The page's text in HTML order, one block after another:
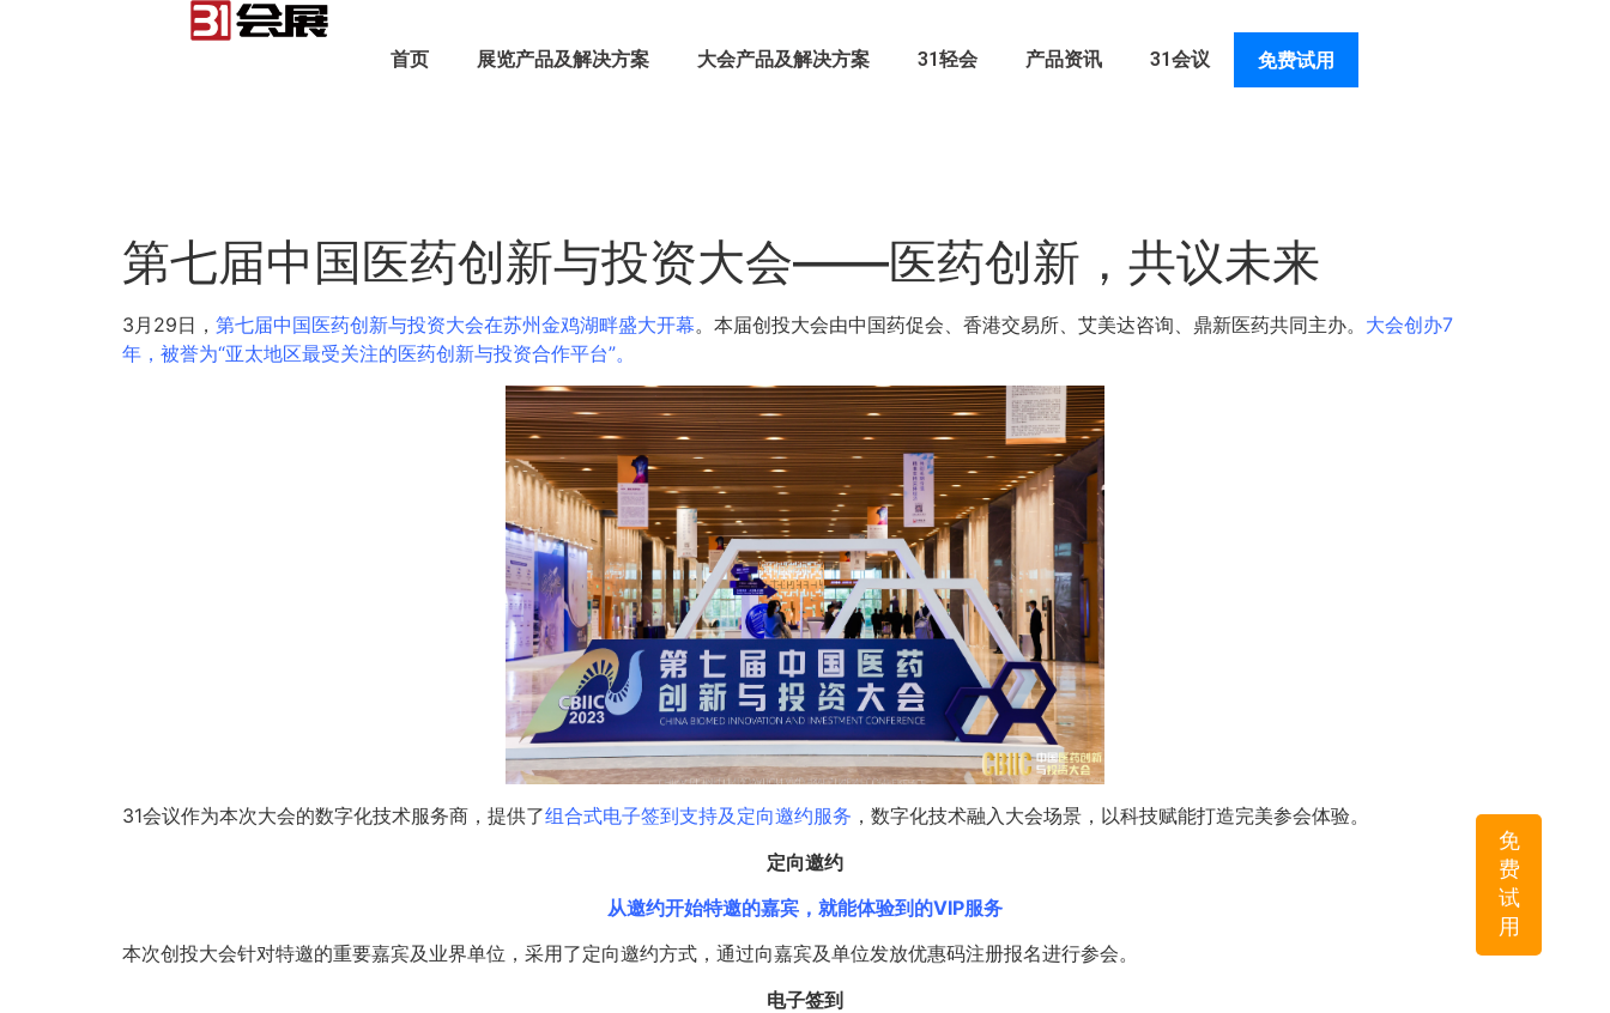
首页 展览产品及解决方案 大会产品及解决方案 31轻会 产品资讯 31会议 免费试用
免
费
试
用
第七届中国医药创新与投资大会——医药创新，共议未来
3月29日， 第七届中国医药创新与投资大会在苏州金鸡湖畔盛大开幕。本届创投大会由中国药促会、香港交易所、艾美达咨询、鼎新医药共同主办。 大会创办7
年，被誉为“亚太地区最受关注的医药创新与投资合作平台”。
31会议作为本次大会的数字化技术服务商，提供了组合式电子签到支持及定向邀约服务 ，数字化技术融入大会场景，以科技赋能打造完美参会体验。
定向邀约
从邀约开始特邀的嘉宾，就能体验到的VIP服务
本次创投大会针对特邀的重要嘉宾及业界单位，采用了定向邀约方式，通过向嘉宾及单位发放优惠码注册报名进行参会。
电子签到